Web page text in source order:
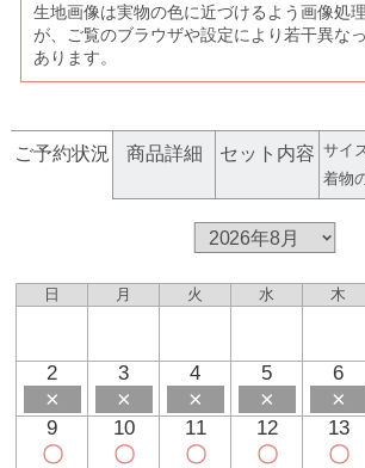
生地画像は実物の色に近づけるよう画像処
が、ご覧のブラウザや設定により若干異な
あります。
ご予約状況 商品詳細 セット内容 サイ
着物
日 月 火 水 木
2
×
3
×
4
×
5
×
6
×
9
〇
10
〇
11
〇
12
〇
13
〇